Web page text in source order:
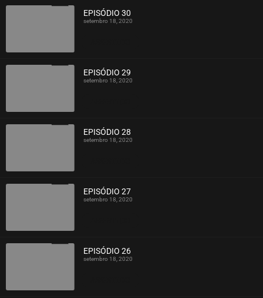
EPISÓDIO 30
setembro 18, 2020
EPISÓDIO 29
setembro 18, 2020
EPISÓDIO 28
setembro 18, 2020
EPISÓDIO 27
setembro 18, 2020
EPISÓDIO 26
setembro 18, 2020